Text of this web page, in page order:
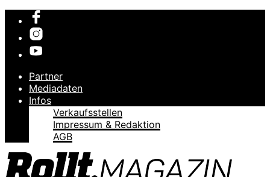
Partner
Mediadaten
Infos
Verkaufsstellen
Impressum & Redaktion
AGB